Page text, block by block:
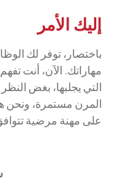
إليك الأمر
باختصار، توفر لك
مهاراتك. الآن، أنت
التي يجلبها، بغض
المرن مستمرة، ونحن
على مهنة مرضية